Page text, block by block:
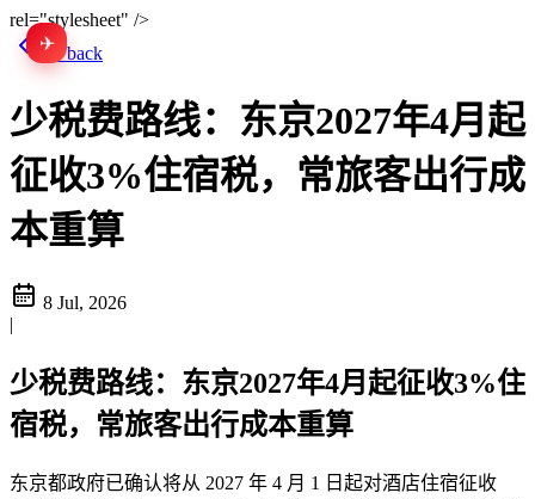
rel="stylesheet" />
✈
Go back
少税费路线：东京2027年4月起
征收3%住宿税，常旅客出行成
本重算
8 Jul, 2026
|
少税费路线：东京2027年4月起征收3%住
宿税，常旅客出行成本重算
东京都政府已确认将从 2027 年 4 月 1 日起对酒店住宿征收